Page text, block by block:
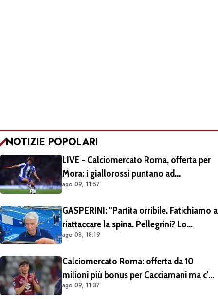
NOTIZIE POPOLARI
LIVE - Calciomercato Roma, offerta per
Mora: i giallorossi puntano ad
acquistarlo a titolo definitivo.
ago 09, 11:57
GASPERINI: "Partita orribile. Fatichiamo a
riattaccare la spina. Pellegrini? Lo
rivedremo in campo tra un mese.
ago 08, 18:19
Calciomercato Roma: offerta da 10
milioni più bonus per Cacciamani ma c'è
distanza, interesse anche dell'Inter.
ago 09, 11:37